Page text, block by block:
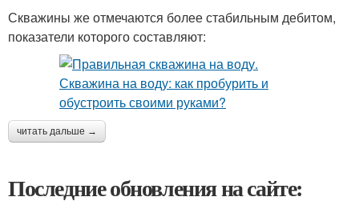
Скважины же отмечаются более стабильным дебитом,
показатели которого составляют:
читать дальше →
Последние обновления на сайте: